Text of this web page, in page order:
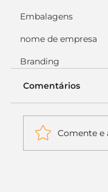
Embalagens
nome de empresa
Branding
Comentários
Comente e